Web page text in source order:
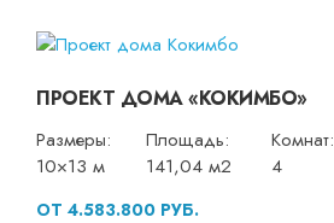
ПРОЕКТ ДОМА «КОКИМБО»
Размеры:
10×13 м
Площадь:
141,04 м2
Комнат:
4
ОТ 4.583.800 РУБ.